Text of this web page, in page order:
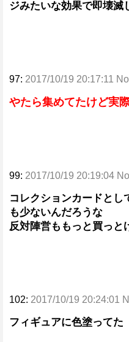
ジみたいな効果で即壊滅
97: 2017/10/19 20:17:11
やたら集めてたけど実
99: 2017/10/19 20:19:04
コレクションカードとし
も少ないんだろうな
反対陣営ももっと買っと
102: 2017/10/19 20:24:01
フィギュアに色塗ってた